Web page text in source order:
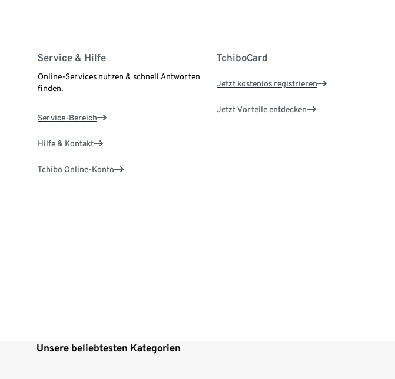
Service & Hilfe
Online-Services nutzen & schnell Antworten
finden.
Service-Bereich
Hilfe & Kontakt
Tchibo Online-Konto
TchiboCard
Jetzt kostenlos registrieren
Jetzt Vorteile entdecken
Unsere beliebtesten Kategorien